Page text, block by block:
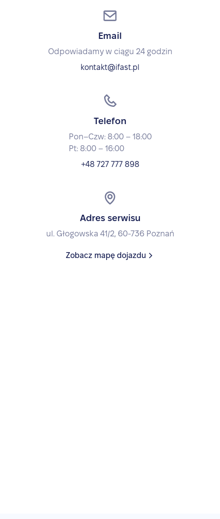
Email
Odpowiadamy w ciągu 24 godzin
kontakt@ifast.pl
Telefon
Pon–Czw: 8:00 – 18:00
Pt: 8:00 – 16:00
+48 727 777 898
Adres serwisu
ul. Głogowska 41/2, 60-736 Poznań
Zobacz mapę dojazdu